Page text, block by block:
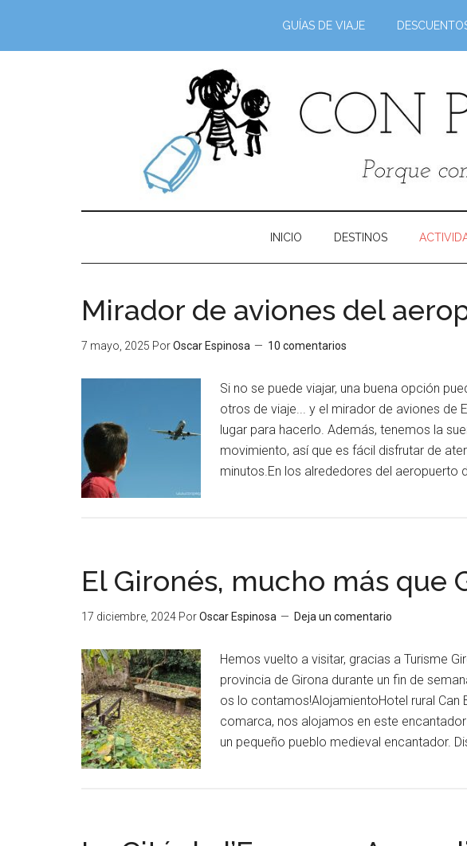
GUÍAS DE VIAJE
INICIO DESTINOS
Mirador de aviones del
7 mayo, 2025 PorOscar Espinosa 10 comentarios
Si no se puede viajar, una buena opción
otros de viaje... y el mirador de aviones de
lugar para hacerlo. Además, tenemos la
movimiento, así que es fácil disfrutar de
minutos.En los alrededores del aeropuerto
El Gironés, mucho más que
17 diciembre, 2024 PorOscar Espinosa Deja un comentario
Hemos vuelto a visitar, gracias a Turisme
provincia de Girona durante un fin de
os lo contamos!AlojamientoHotel rural Can
comarca, nos alojamos en este
un pequeño pueblo medieval encantador.